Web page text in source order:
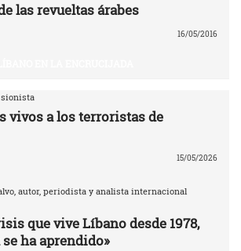
las revueltas árabes
16/05/2016
sionista
vivos a los terroristas de
15/05/2026
autor, periodista y analista internacional
que vive Líbano desde 1978,
ha aprendido»